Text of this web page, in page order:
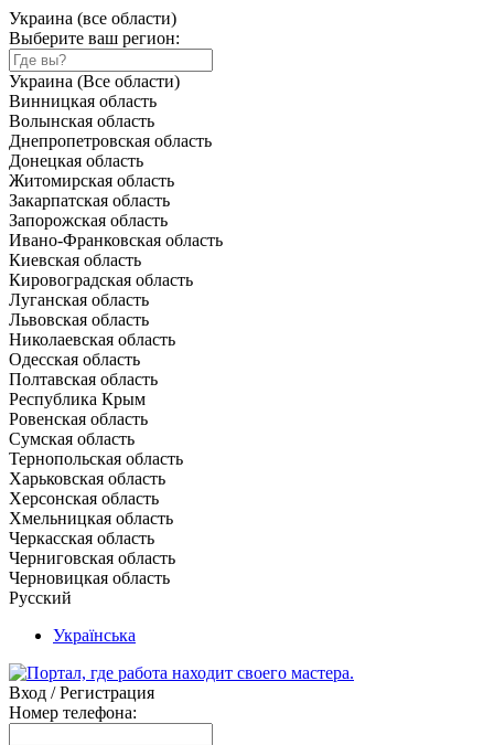
Украина (все области)
Выберите ваш регион:
Украина (Все области)
Винницкая область
Волынская область
Днепропетровская область
Донецкая область
Житомирская область
Закарпатская область
Запорожская область
Ивано-Франковская область
Киевская область
Кировоградская область
Луганская область
Львовская область
Николаевская область
Одесская область
Полтавская область
Республика Крым
Ровенская область
Сумская область
Тернопольская область
Харьковская область
Херсонская область
Хмельницкая область
Черкасская область
Черниговская область
Черновицкая область
Русский
Українська
Вход / Регистрация
Номер телефона: